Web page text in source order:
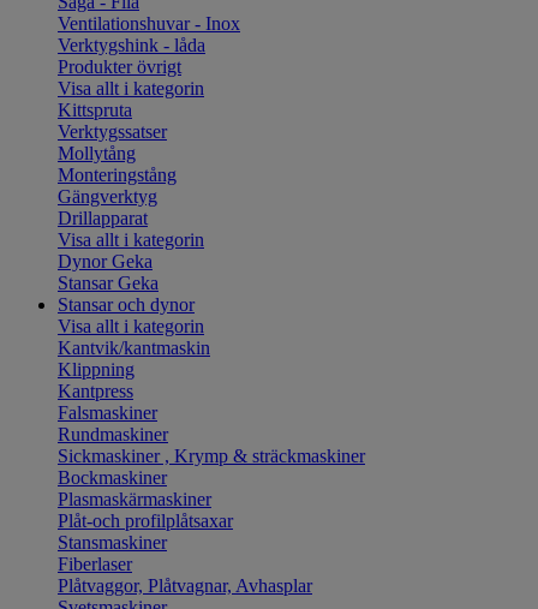
Ventilationshuvar - Inox
Verktygshink - låda
Produkter övrigt
Visa allt i kategorin
Kittspruta
Verktygssatser
Mollytång
Monteringstång
Gängverktyg
Drillapparat
Visa allt i kategorin
Dynor Geka
Stansar Geka
Stansar och dynor
Visa allt i kategorin
Kantvik/kantmaskin
Klippning
Kantpress
Falsmaskiner
Rundmaskiner
Sickmaskiner , Krymp & sträckmaskiner
Bockmaskiner
Plasmaskärmaskiner
Plåt-och profilplåtsaxar
Stansmaskiner
Fiberlaser
Plåtvaggor, Plåtvagnar, Avhasplar